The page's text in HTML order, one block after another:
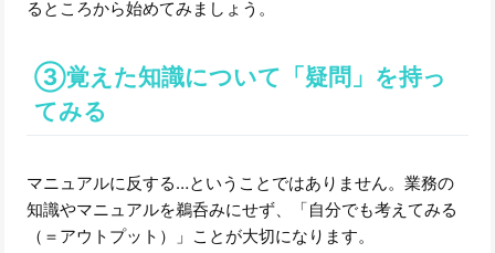
るところから始めてみましょう。
③覚えた知識について「疑問」を持っ
てみる
マニュアルに反する…ということではありません。業務の
知識やマニュアルを鵜呑みにせず、「自分でも考えてみる
（＝アウトプット）」ことが大切になります。